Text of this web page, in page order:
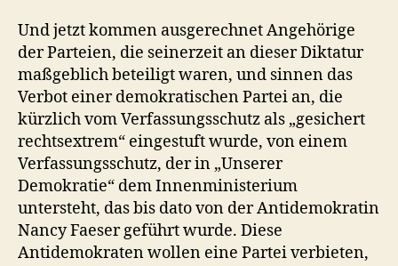
Und jetzt kommen ausgerechnet Angehörige
der Parteien, die seinerzeit an dieser Diktatur
maßgeblich beteiligt waren, und sinnen das
Verbot einer demokratischen Partei an, die
kürzlich vom Verfassungsschutz als „gesichert
rechtsextrem“ eingestuft wurde, von einem
Verfassungsschutz, der in „Unserer
Demokratie“ dem Innenministerium
untersteht, das bis dato von der Antidemokratin
Nancy Faeser geführt wurde. Diese
Antidemokraten wollen eine Partei verbieten,